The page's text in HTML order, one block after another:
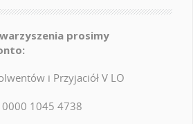
prosimy
i Przyjaciół V LO
1045 4738